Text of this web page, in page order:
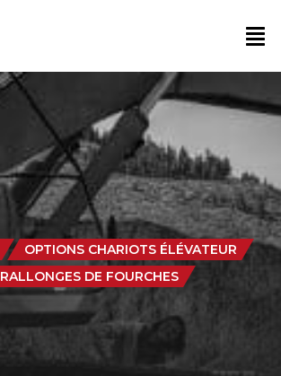
OPTIONS CHARIOTS ÉLÉVATEUR
RALLONGES DE FOURCHES